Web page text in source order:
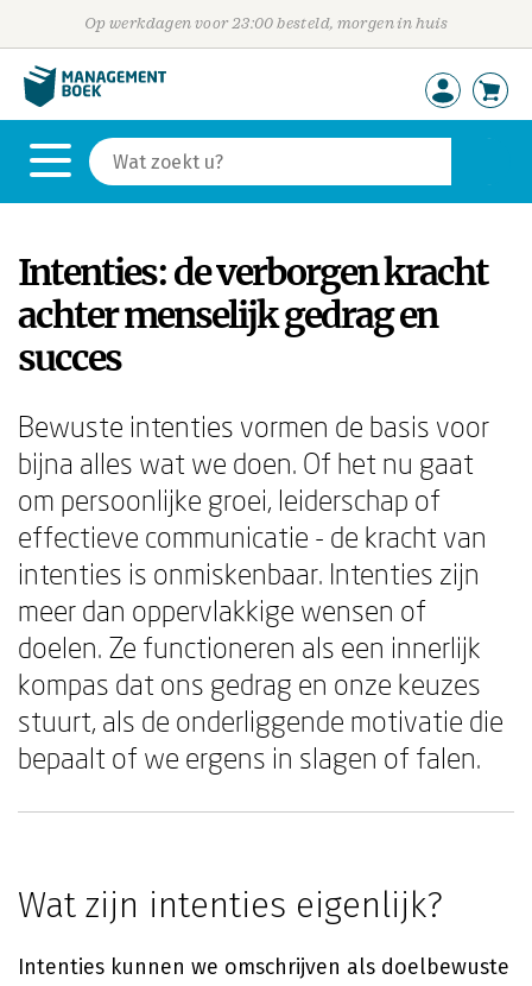
Op werkdagen voor 23:00 besteld, morgen in huis
Intenties: de verborgen kracht
achter menselijk gedrag en
succes
Bewuste intenties vormen de basis voor
bijna alles wat we doen. Of het nu gaat
om persoonlijke groei, leiderschap of
effectieve communicatie - de kracht van
intenties is onmiskenbaar. Intenties zijn
meer dan oppervlakkige wensen of
doelen. Ze functioneren als een innerlijk
kompas dat ons gedrag en onze keuzes
stuurt, als de onderliggende motivatie die
bepaalt of we ergens in slagen of falen.
Wat zijn intenties eigenlijk?
Intenties kunnen we omschrijven als doelbewuste